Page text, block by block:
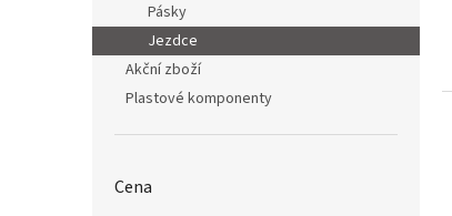
Pásky
Jezdce
Akční zboží
Plastové komponenty
Cena